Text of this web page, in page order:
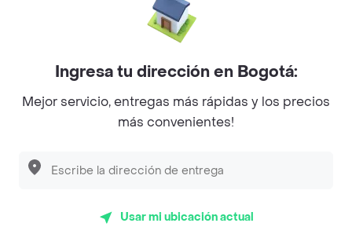
Hamburguesa
Abierto
Horarios de Apertura y Cierre
12:45 - 22:45
Ingresa tu dirección en Bogotá:
Mejor servicio, entregas más rápidas y los precios
más convenientes!
Usar mi ubicación actual